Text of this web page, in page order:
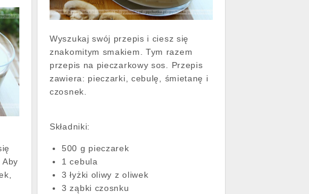
Wyszukaj swój przepis i ciesz się
znakomitym smakiem. Tym razem
przepis na pieczarkowy sos. Przepis
zawiera: pieczarki, cebulę, śmietanę i
czosnek.
Składniki:
500 g pieczarek
1 cebula
3 łyżki oliwy z oliwek
3 ząbki czosnku